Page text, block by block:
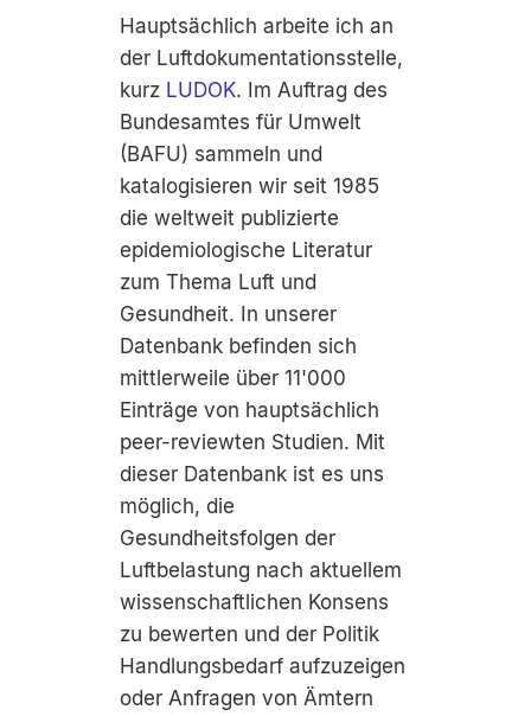
Hauptsächlich arbeite ich an
der Luftdokumentationsstelle,
kurz LUDOK. Im Auftrag des
Bundesamtes für Umwelt
(BAFU) sammeln und
katalogisieren wir seit 1985
die weltweit publizierte
epidemiologische Literatur
zum Thema Luft und
Gesundheit. In unserer
Datenbank befinden sich
mittlerweile über 11'000
Einträge von hauptsächlich
peer-reviewten Studien. Mit
dieser Datenbank ist es uns
möglich, die
Gesundheitsfolgen der
Luftbelastung nach aktuellem
wissenschaftlichen Konsens
zu bewerten und der Politik
Handlungsbedarf aufzuzeigen
oder Anfragen von Ämtern